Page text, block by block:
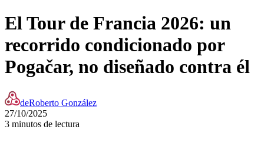
El Tour de Francia 2026: un
recorrido condicionado por
Pogačar, no diseñado contra él
deRoberto González
27/10/2025
3 minutos de lectura